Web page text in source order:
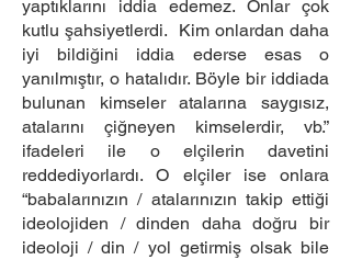
yaptıklarını iddia edemez. Onlar çok
kutlu şahsiyetlerdi. Kim onlardan daha
iyi bildiğini iddia ederse esas o
yanılmıştır, o hatalıdır. Böyle bir iddiada
bulunan kimseler atalarına saygısız,
atalarını çiğneyen kimselerdir, vb.”
ifadeleri ile o elçilerin davetini
reddediyorlardı. O elçiler ise onlara
“babalarınızın / atalarınızın takip ettiği
ideolojiden / dinden daha doğru bir
ideoloji / din / yol getirmiş olsak bile